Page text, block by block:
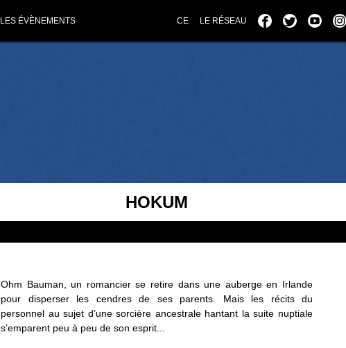
LES ÉVÈNEMENTS CE LE RÉSEAU
HOKUM
Ohm Bauman, un romancier se retire dans une auberge en Irlande
pour disperser les cendres de ses parents. Mais les récits du
personnel au sujet d’une sorcière ancestrale hantant la suite nuptiale
s’emparent peu à peu de son esprit...